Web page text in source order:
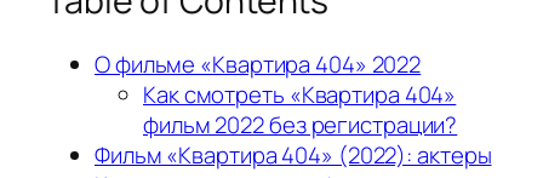
О фильме «Квартира 404» 2022
Как смотреть «Квартира 404»
фильм 2022 без регистрации?
Фильм «Квартира 404» (2022): актеры